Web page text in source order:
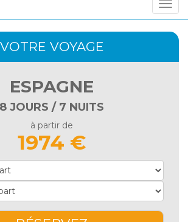
VOTRE VOYAGE
ESPAGNE
8 JOURS / 7 NUITS
à partir de
1974 €